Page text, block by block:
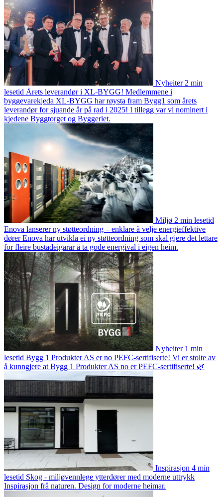
Nyheiter 2 min
lesetid Årets leverandør i XL-BYGG! Medlemmene i
byggevarekjeda XL-BYGG har røysta fram Bygg1 som årets
leverandør for sjuande år på rad i 2025! I tillegg var vi nominert i
kjedene Byggtorget og Byggeriet.
Miljø 2 min lesetid
Enova lanserer ny støtteordning – enklare å velje energieffektive
dørerEnova har utvikla ei ny støtteordning som skal gjere det lettare
for fleire bustadeigarar å ta gode energival i eigen heim.
Nyheiter 1 min
lesetid Bygg 1 Produkter AS er no PEFC-sertifiserte! Vi er stolte av
å kunngjere at Bygg 1 Produkter AS no er PEFC-sertifiserte! 🌿
Inspirasjon 4 min
lesetid Skog - miljøvennlege ytterdører med moderne uttrykk
Inspirasjon frå naturen. Design for moderne heimar.